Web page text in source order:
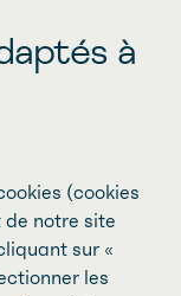
à
(cookies
de notre site
sur «
les
du
de
à